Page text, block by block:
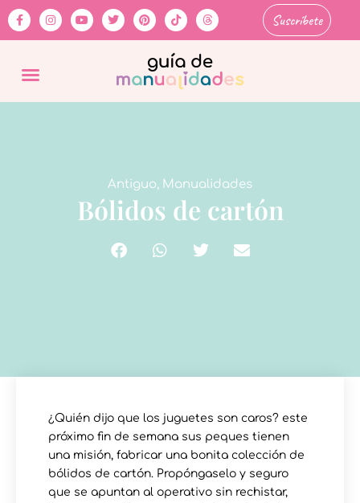
Suscríbete
Antiguo, Manualidades
Bólidos de cartón
¿Quién dijo que los juguetes son caros? este
próximo fin de semana sus peques tienen
una misión, fabricar una bonita colección de
bólidos de cartón. Propóngaselo y seguro
que se apuntan al operativo sin rechistar,